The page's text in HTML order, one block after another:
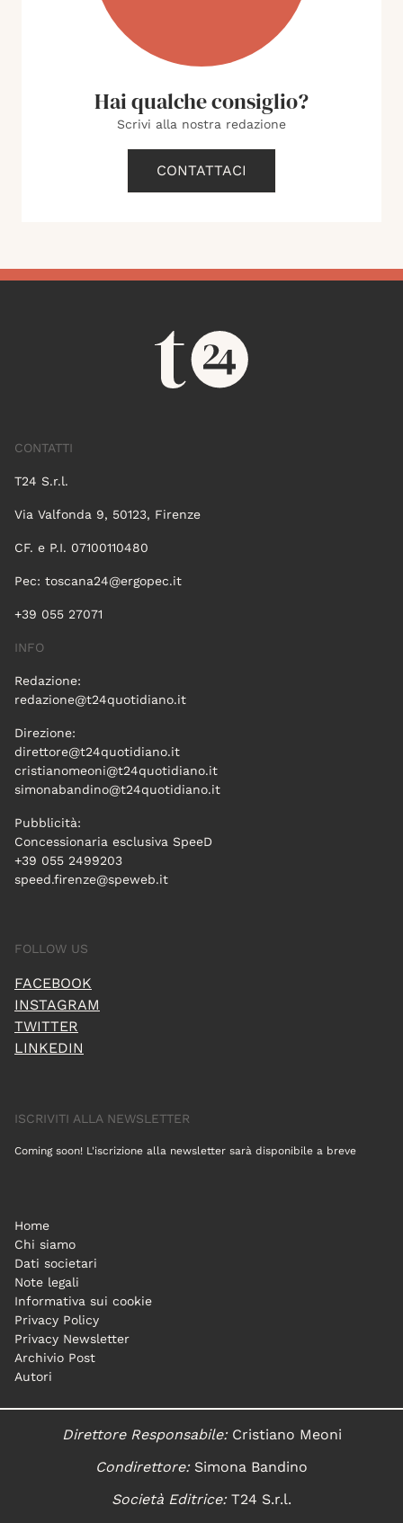
Hai qualche consiglio?
Scrivi alla nostra redazione
CONTATTACI
CONTATTI
T24 S.r.l.
Via Valfonda 9, 50123, Firenze
CF. e P.I. 07100110480
Pec: toscana24@ergopec.it
+39 055 27071
INFO
Redazione:
redazione@t24quotidiano.it
Direzione:
direttore@t24quotidiano.it
cristianomeoni@t24quotidiano.it
simonabandino@t24quotidiano.it
Pubblicità:
Concessionaria esclusiva SpeeD
+39 055 2499203
speed.firenze@speweb.it
FOLLOW US
FACEBOOK
INSTAGRAM
TWITTER
LINKEDIN
ISCRIVITI ALLA NEWSLETTER
Coming soon! L'iscrizione alla newsletter sarà disponibile a breve
Home
Chi siamo
Dati societari
Note legali
Informativa sui cookie
Privacy Policy
Privacy Newsletter
Archivio Post
Autori
Direttore Responsabile:Cristiano Meoni
Condirettore:Simona Bandino
Società Editrice:T24 S.r.l.